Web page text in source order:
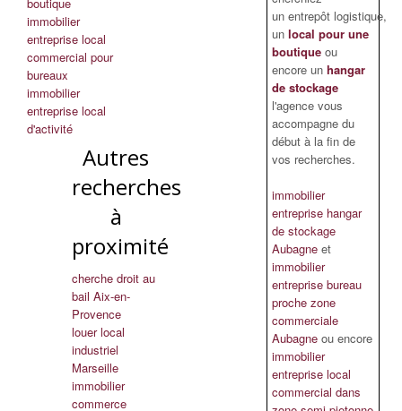
immobilier
entreprise local
commercial pour
bureaux
immobilier
entreprise local
d'activité
Autres
recherches
à
proximité
cherche droit au
bail Aix-en-
Provence
louer local
industriel
Marseille
immobilier
commerce
un entrepôt logistique,
un local pour une
boutiqueou
encore un hangar
de stockage
l'agence vous
accompagne du
début à la fin de
vos recherches.
immobilier
entreprise hangar
de stockage
Aubagne et
immobilier
entreprise bureau
proche zone
commerciale
Aubagne ou encore
immobilier
entreprise local
commercial dans